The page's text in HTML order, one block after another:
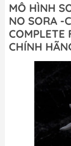
MÔ HÌNH
NO SORA -
COMPLETE
CHÍNH